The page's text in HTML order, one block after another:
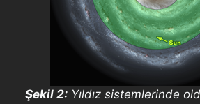
Şekil 2:Yıldız sistemlerinde